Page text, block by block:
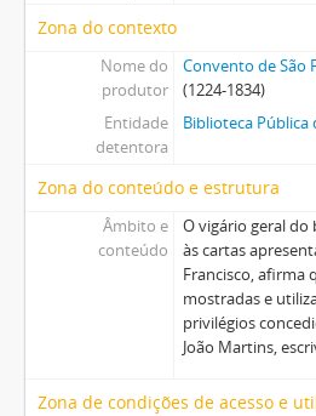
Zona do contexto
Nome do
produtor
Convento de São
(1224-1834)
Entidade
detentora
Biblioteca Pública
Zona do conteúdo e estrutura
Âmbito e
conteúdo
O vigário geral do
às cartas
Francisco, afirma
mostradas e
privilégios
João Martins,
Zona de condições de acesso e